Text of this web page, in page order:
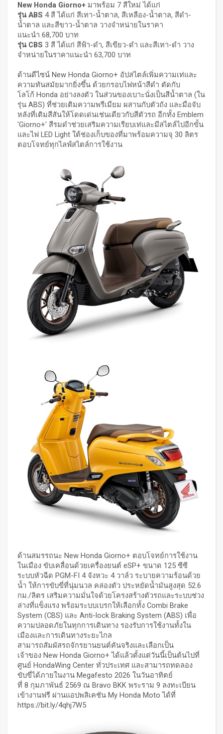
New Honda Giorno+ มาพร้อม 7 สีใหม่ ได้แก่
รุ่นABS 4 สี ได้แก่ สีเทา-น้ำตาล, สีเหลือง-น้ำตาล, สีดำ-
น้ำตาล และสีขาว-น้ำตาล วางจำหน่ายในราคา
แนะนำ 68,700 บาท
รุ่นCBS 3 สี ได้แก่ สีฟ้า-ดำ, สีเขียว-ดำ และสีเทา-ดำ วาง
จำหน่ายในราคาแนะนำ 63,700 บาท
ด้านดีไซน์ New Honda Giorno+ อัปสไตล์เพิ่มความเท่และ
ความทันสมัยมากยิ่งขึ้น ด้วยกรอบไฟหน้าสีดำ ตัดกับ
โลโก้ Honda อย่างลงตัว ในส่วนของเบาะนั่งเป็นสีน้ำตาล (ใน
รุ่น ABS) ที่ช่วยเติมความพรีเมียม ผสานกับตัวถัง และมือจับ
หลังที่เติมสีสันให้โดดเด่นเช่นเดียวกับสีตัวรถ อีกทั้ง Emblem
'Giorno+' สีรมดำช่วยเสริมความเรียบเท่และมีสไตล์ไปอีกขั้น
และไฟ LED Light ใต้ช่องเก็บของที่มาพร้อมความจุ 30 ลิตร
ตอบโจทย์ทุกไลฟ์สไตล์การใช้งาน
ด้านสมรรถนะ New Honda Giorno+ ตอบโจทย์การใช้งาน
ในเมือง ขับเคลื่อนด้วยเครื่องยนต์ eSP+ ขนาด 125 ซีซี
ระบบหัวฉีด PGM-FI 4 จังหวะ 4 วาล์ว ระบายความร้อนด้วย
น้ำ ให้การขับขี่ที่นุ่มนวล คล่องตัว ประหยัดน้ำมันสูงสุด 52.6
กม./ลิตร เสริมความมั่นใจด้วยโครงสร้างตัวรถและระบบช่วง
ล่างที่แข็งแรง พร้อมระบบเบรกให้เลือกทั้ง Combi Brake
System (CBS) และ Anti-lock Braking System (ABS) เพื่อ
ความปลอดภัยในทุกการเดินทาง รองรับการใช้งานทั้งใน
เมืองและการเดินทางระยะไกล
สามารถสัมผัสรถจักรยานยนต์คันจริงและเลือกเป็น
เจ้าของ New Honda Giorno+ ได้แล้วตั้งแต่วันนี้เป็นต้นไปที่
ศูนย์ HondaWing Center ทั่วประเทศ และสามารถทดลอง
ขับขี่ได้ภายในงาน Megafesto 2026 ในวันอาทิตย์
ที่ 8 กุมภาพันธ์ 2569 ณ Bravo BKK พระราม 9 ลงทะเบียน
เข้างานฟรี ผ่านแอปพลิเคชัน My Honda Moto ได้ที่
https://bit.ly/4qhj7W5